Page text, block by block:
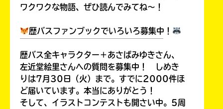
ワクワクな物語、ぜひ読んでみてね～！
歴バスファンブックでいろいろ募集中！
歴バス全キャラクター＋あさばみゆきさん、
左近堂絵里さんへの質問を募集中！ しめき
りは7月30日（火）まで。すでに2000件ほ
ど届いています。本当にありがとう！
そして、イラストコンテストも開さい中。5周